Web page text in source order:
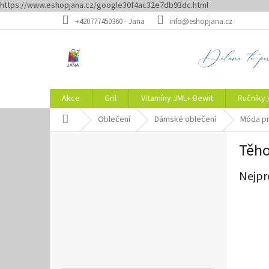
https://www.eshopjana.cz/google30f4ac32e7db93dc.html
na
+420777450360 - Jana info@eshopjana.cz
Akce Gril Vitamíny JML+ Bewit Ručníky
Domů Oblečení Dámské oblečení Móda